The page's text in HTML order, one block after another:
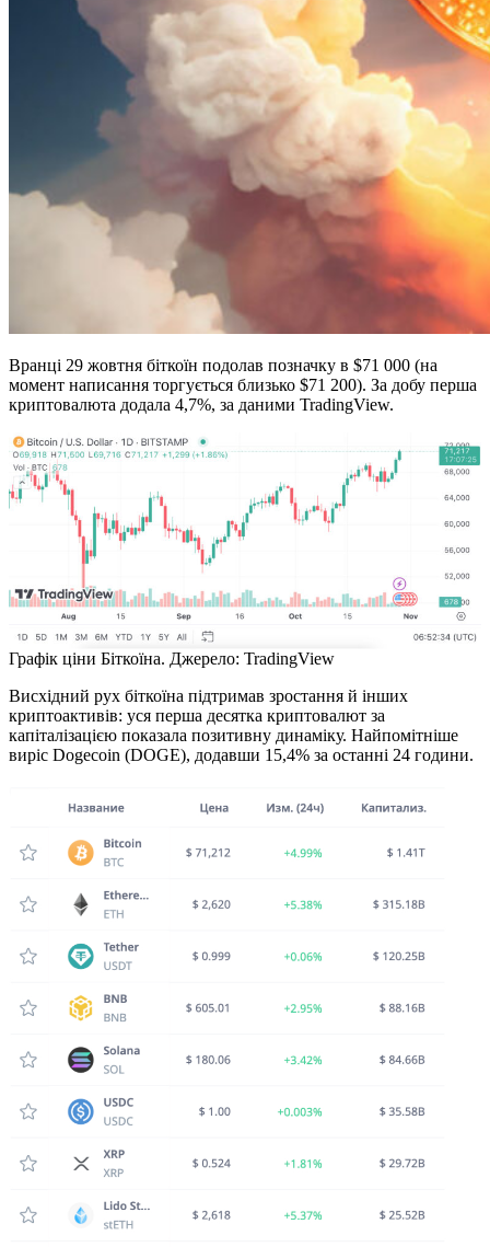
Вранці 29 жовтня біткоїн подолав позначку в $71 000 (на
момент написання торгується близько $71 200). За добу перша
криптовалюта додала 4,7%, за даними TradingView.
Графік ціни Біткоїна. Джерело: TradingView
Висхідний рух біткоїна підтримав зростання й інших
криптоактивів: уся перша десятка криптовалют за
капіталізацією показала позитивну динаміку. Найпомітніше
виріс Dogecoin (DOGE), додавши 15,4% за останні 24 години.